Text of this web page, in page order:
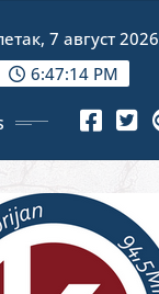
7 август 2026
6:47:16 PM